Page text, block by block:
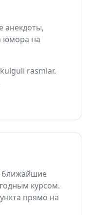
анекдоты,
юмора на
rasmlar.
ближайшие
курсом.
прямо на